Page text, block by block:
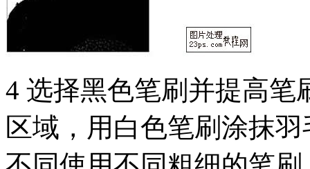
4 选择黑色笔刷并提高笔
区域，用白色笔刷涂抹